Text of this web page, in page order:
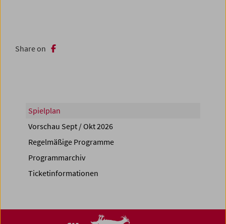
Share on
Spielplan
Vorschau Sept / Okt 2026
Regelmäßige Programme
Programmarchiv
Ticketinformationen